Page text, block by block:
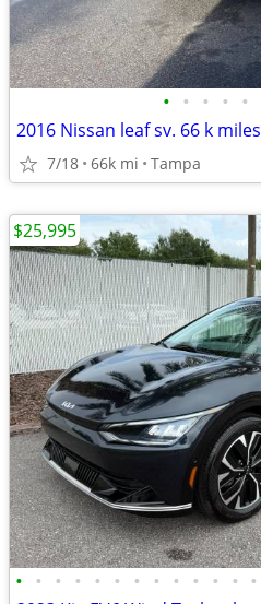
• • • • •
2016 Nissan leaf sv. 66 k miles
7/18 66k mi Tampa
• • • • • • • • • • • • •
$25,995